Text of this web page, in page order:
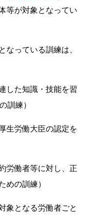
等が対象となってい
なっている訓練は、
した知識・技能を習
訓練）
厚生労働大臣の認定を
労働者等に対し、正
めの訓練）
象となる労働者ごと